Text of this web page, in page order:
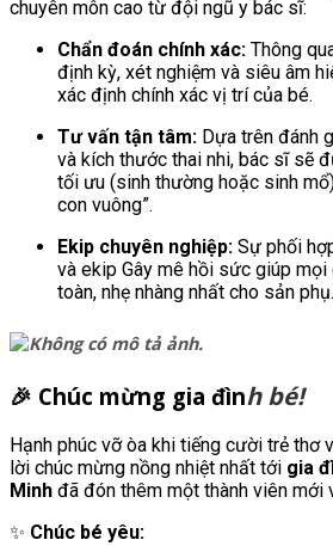
chuyên môn cao từ đội ngũ y bác sĩ:
Chẩn đoán chính xác: Thông
định kỳ, xét nghiệm và siêu âm
xác định chính xác vị trí của bé.
Tư vấn tận tâm: Dựa trên đánh
và kích thước thai nhi, bác sĩ sẽ
tối ưu (sinh thường hoặc sinh
con vuông”.
Ekip chuyên nghiệp: Sự phối
và ekip Gây mê hồi sức giúp mọi
toàn, nhẹ nhàng nhất cho sản phụ.
🎉 Chúc mừng gia đình bé!
Hạnh phúc vỡ òa khi tiếng cười trẻ thơ
lời chúc mừng nồng nhiệt nhất tới gia
Minh đã đón thêm một thành viên mới
✨ Chúc bé yêu: